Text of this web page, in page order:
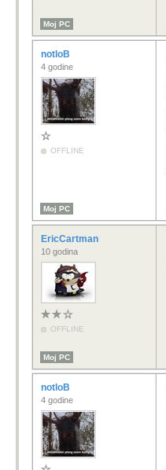
Moj PC
notloB
4 godine
OFFLINE
Moj PC
EricCartman
10 godina
OFFLINE
Moj PC
notloB
4 godine